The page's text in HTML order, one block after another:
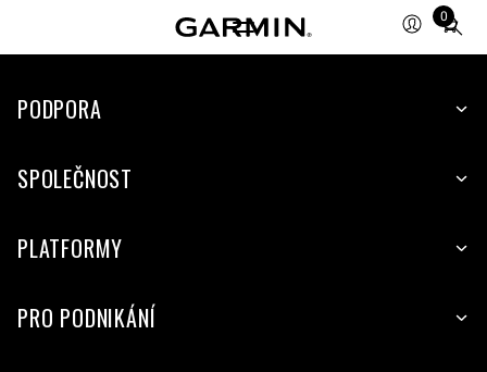
0
Total
items
cart:
PODPORA
SPOLEČNOST
PLATFORMY
PRO PODNIKÁNÍ